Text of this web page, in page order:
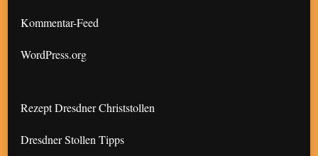
Kommentar-Feed
WordPress.org
Rezept Dresdner Christstollen
Dresdner Stollen Tipps